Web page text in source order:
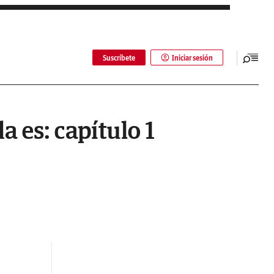
Suscríbete Iniciar sesión
es: capítulo 1